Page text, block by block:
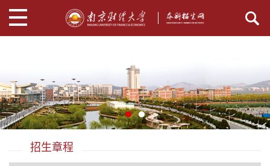
招生章程